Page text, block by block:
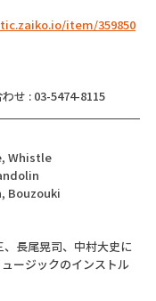
item/359850
せ : 03-5474-8115
Whistle
Bouzouki
長尾晃司、中村大史に
ージックのインストル